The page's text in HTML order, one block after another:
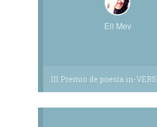
Eli Mev
III Premio de poesía in-